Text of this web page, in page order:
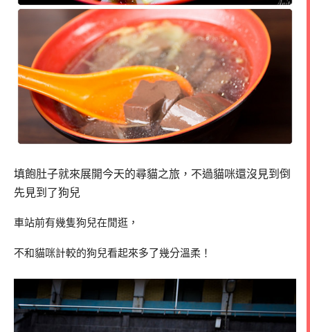
填飽肚子就來展開今天的尋貓之旅，不過貓咪還沒見到倒
先見到了狗兒
車站前有幾隻狗兒在閒逛，
不和貓咪計較的狗兒看起來多了幾分溫柔！